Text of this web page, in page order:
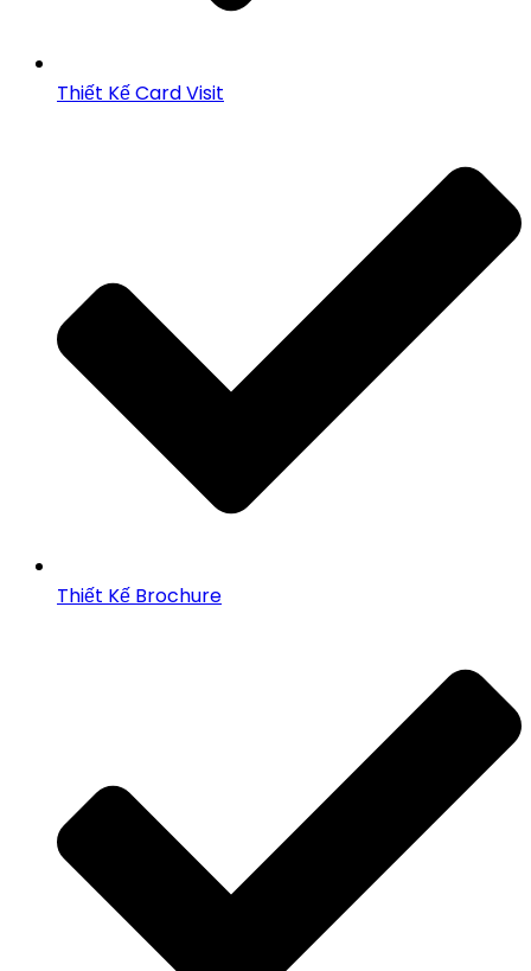
Thiết Kế Card Visit
Thiết Kế Brochure